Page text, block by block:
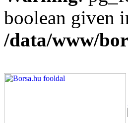
boolean given
/data/www/